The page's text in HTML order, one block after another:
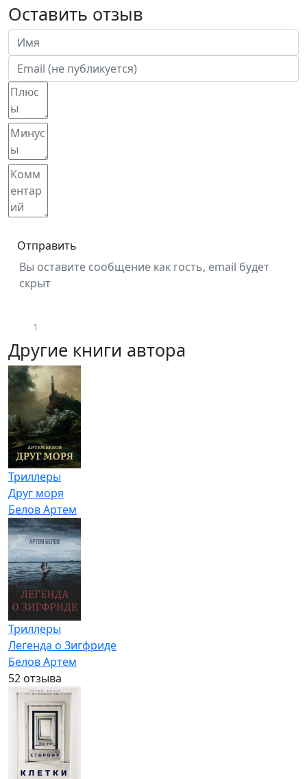
Оставить отзыв
Отправить
Вы оставите сообщение как гость, email будет
скрыт
1
Другие книги автора
Триллеры
Друг моря
Белов Артем
Триллеры
Легенда о Зигфриде
Белов Артем
52 отзыва